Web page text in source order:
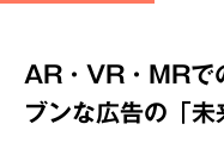
AR・VR・MRで
ブンな広告の「